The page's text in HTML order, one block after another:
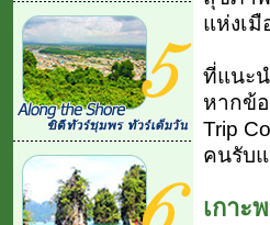
แห่งเมื
ที่แนะน
หากข้
Trip
คนรับ
เกาะ